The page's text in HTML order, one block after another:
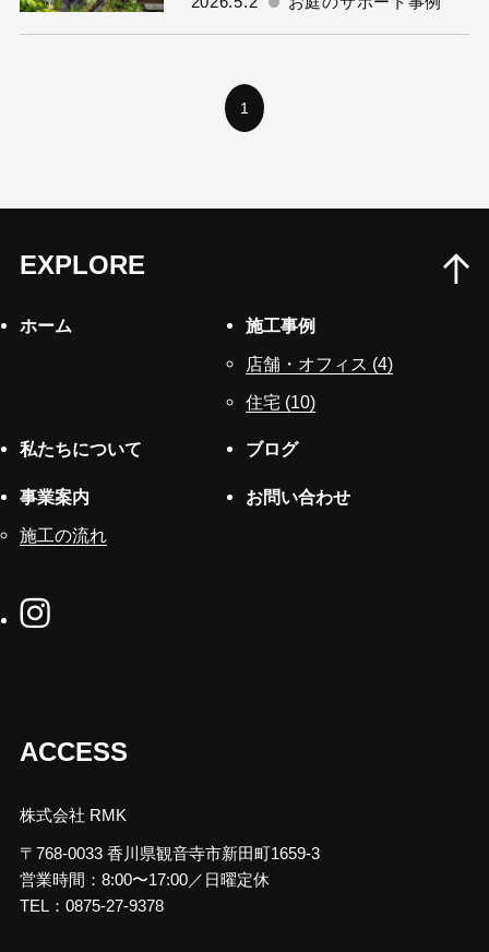
1
EXPLORE
ホーム
私たちについて
事業案内
施工の流れ
施工事例
店舗・オフィス (4)
住宅 (10)
ブログ
お問い合わせ
ACCESS
株式会社 RMK
〒768-0033 香川県観音寺市新田町1659-3
営業時間：8:00〜17:00／日曜定休
TEL：0875-27-9378